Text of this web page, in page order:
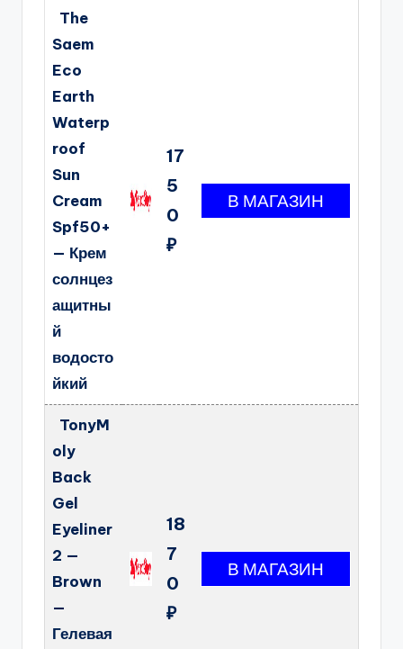
The
Saem
Eco
Earth
Waterp
roof
Sun
Cream
Spf50+
— Крем
солнцез
ащитны
й
водосто
йкий
17
5
0
₽
TonyM
oly
Back
Gel
Eyeliner
2 —
Brown
—
Гелевая
18
7
0
₽